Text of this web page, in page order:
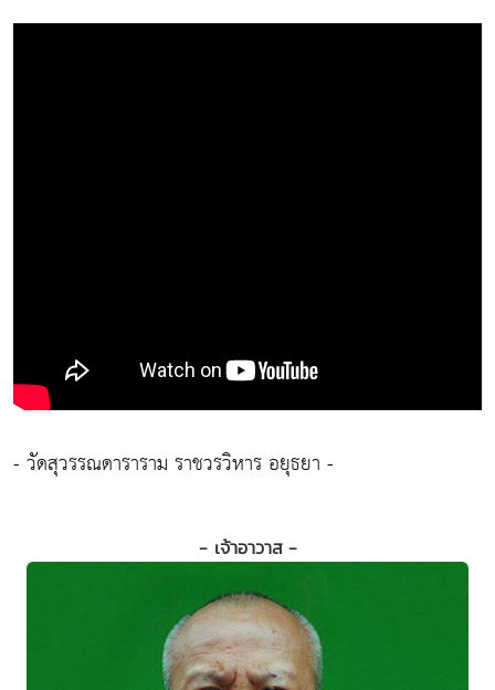
- วัดสุวรรณดาราราม ราชวรวิหาร อยุธยา -
- เจ้าอาวาส -